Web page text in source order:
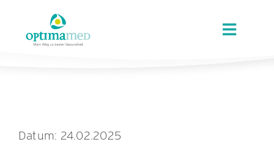
content
Toggle
Datum: 24.02.2025